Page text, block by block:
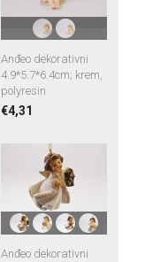
Anđeo dekorativni
4.9*5.7*6.4cm; krem,
polyresin
€4,31
Anđeo dekorativni